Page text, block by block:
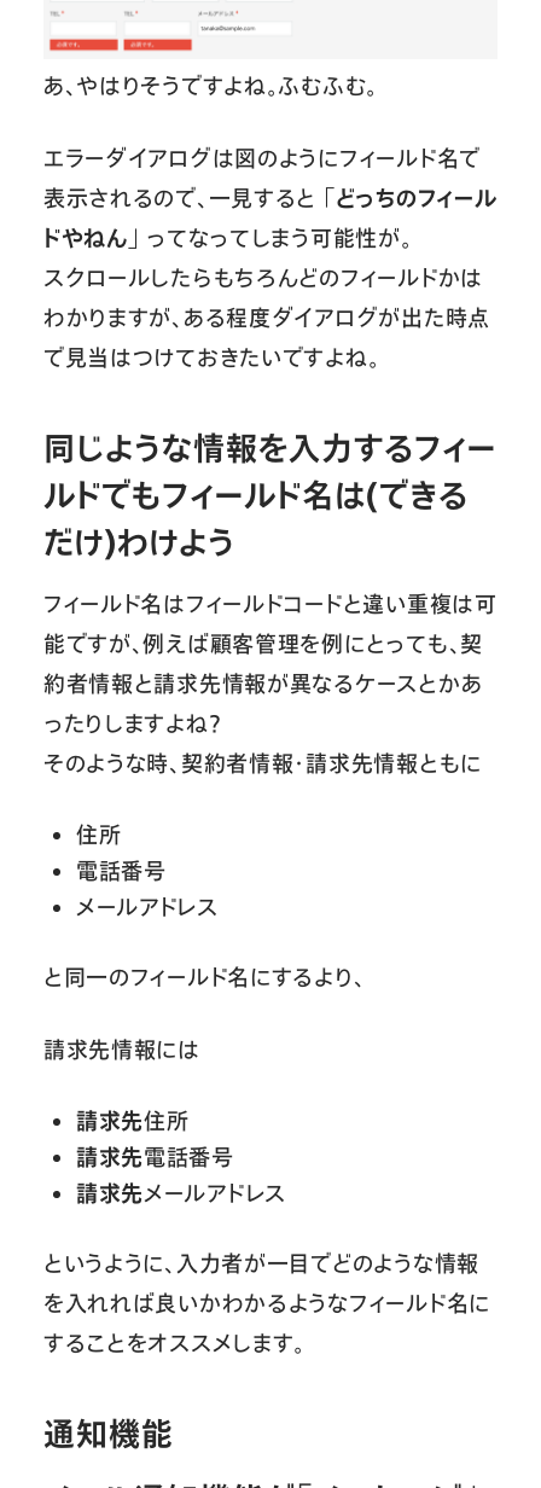
あ、やはりそうですよね。ふむふむ。
エラーダイアログは図のようにフィールド名で
表示されるので、一見すると 「どっちのフィール
ドやねん」 ってなってしまう可能性が。
スクロールしたらもちろんどのフィールドかは
わかりますが、ある程度ダイアログが出た時点
で見当はつけておきたいですよね。
同じような情報を入力するフィー
ルドでもフィールド名は(できる
だけ)わけよう
フィールド名はフィールドコードと違い重複は可
能ですが、例えば顧客管理を例にとっても、契
約者情報と請求先情報が異なるケースとかあ
ったりしますよね？
そのような時、契約者情報・請求先情報ともに
住所
電話番号
メールアドレス
と同一のフィールド名にするより、
請求先情報には
請求先住所
請求先電話番号
請求先メールアドレス
というように、入力者が一目でどのような情報
を入れれば良いかわかるようなフィールド名に
することをオススメします。
通知機能